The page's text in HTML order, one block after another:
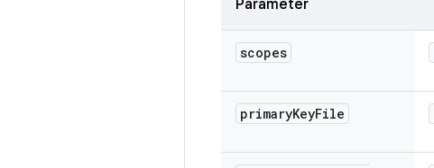
Parameter
scopes
primaryKeyFile